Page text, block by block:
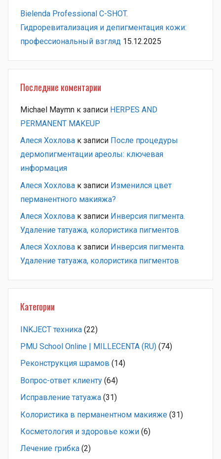
Bielenda Professional C-SHOT.
Гидроревитализация и депигментация кожи:
профессиональный взгляд 15.12.2025
Последние коментарии
Michael Maymn к записи HERPES AND
PERMANENT MAKEUP
Алеся Хохлова к записи После процедуры
дермопигментации ареолы: ключевая
информация
Алеся Хохлова к записи Изменился цвет
перманентного макияжа?
Алеся Хохлова к записи Инверсия пигмента.
Удаление татуажа, колористика пигментов
Алеся Хохлова к записи Инверсия пигмента.
Удаление татуажа, колористика пигментов
Категории
INKJECT техника (22)
PMU School Online | MILLECENTA (RU) (74)
Pеконструкция шрамов (14)
Вопрос-ответ клиенту (64)
Исправление татуажа (31)
Колористика в перманентном макияже (31)
Косметология и здоровье кожи (6)
Лечение грибка (2)